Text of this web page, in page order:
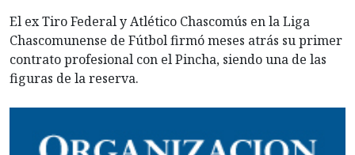
El ex Tiro Federal y Atlético Chascomús en la Liga
Chascomunense de Fútbol firmó meses atrás su primer
contrato profesional con el Pincha, siendo una de las
figuras de la reserva.